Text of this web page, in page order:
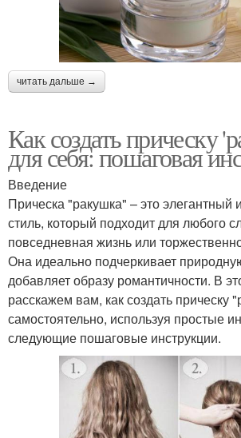
читать дальше →
Как создать прическу
для себя: пошаговая
Введение
Прическа "ракушка" – это элегантный
стиль, который подходит для любого
повседневная жизнь или
Она идеально подчеркивает
добавляет образу романтичности. В
расскажем вам, как создать прическу
самостоятельно, используя простые
следующие пошаговые инструкции.